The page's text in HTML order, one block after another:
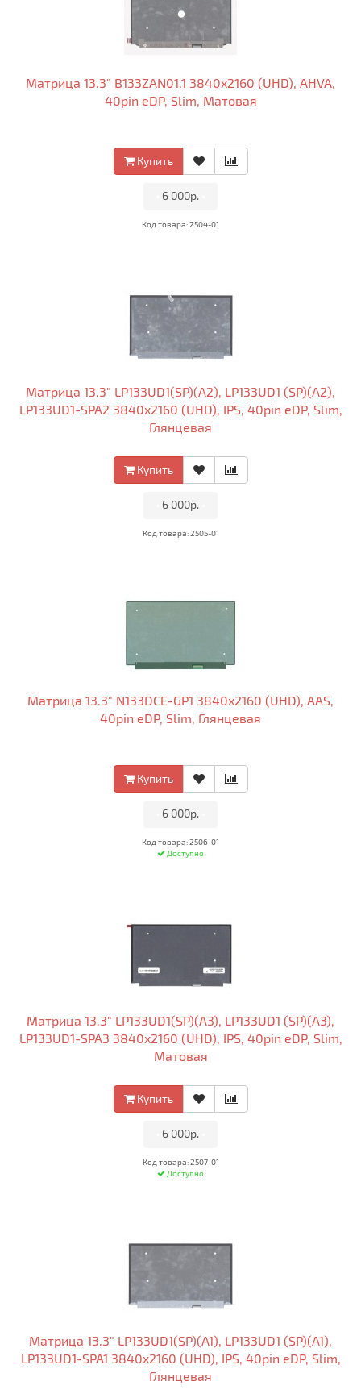
Матрица 13.3" B133ZAN01.1 3840x2160 (UHD), AHVA,
40pin eDP, Slim, Матовая
Купить
6 000р.
Код товара: 2504-01
Матрица 13.3" LP133UD1(SP)(A2), LP133UD1 (SP)(A2),
LP133UD1-SPA2 3840x2160 (UHD), IPS, 40pin eDP, Slim,
Глянцевая
Купить
6 000р.
Код товара: 2505-01
Матрица 13.3" N133DCE-GP1 3840x2160 (UHD), AAS,
40pin eDP, Slim, Глянцевая
Купить
6 000р.
Код товара: 2506-01
Доступно
Матрица 13.3" LP133UD1(SP)(A3), LP133UD1 (SP)(A3),
LP133UD1-SPA3 3840x2160 (UHD), IPS, 40pin eDP, Slim,
Матовая
Купить
6 000р.
Код товара: 2507-01
Доступно
Матрица 13.3" LP133UD1(SP)(A1), LP133UD1 (SP)(A1),
LP133UD1-SPA1 3840x2160 (UHD), IPS, 40pin eDP, Slim,
Глянцевая